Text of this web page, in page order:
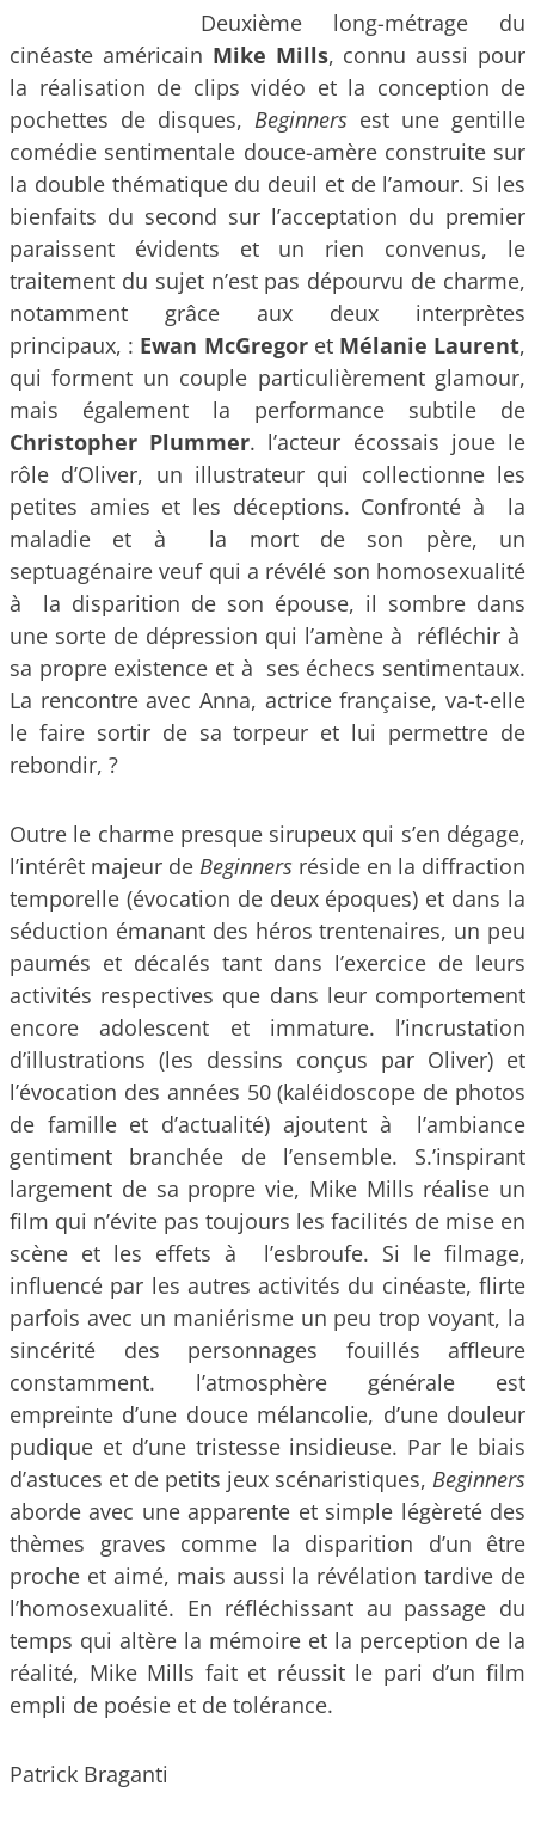
Deuxième long-métrage du
cinéaste américain Mike Mills, connu aussi pour
la réalisation de clips vidéo et la conception de
pochettes de disques, Beginners est une gentille
comédie sentimentale douce-amère construite sur
la double thématique du deuil et de l’amour. Si les
bienfaits du second sur l’acceptation du premier
paraissent évidents et un rien convenus, le
traitement du sujet n’est pas dépourvu de charme,
notamment grâce aux deux interprètes
principaux, : Ewan McGregoret Mélanie Laurent,
qui forment un couple particulièrement glamour,
mais également la performance subtile de
Christopher Plummer. l’acteur écossais joue le
rôle d’Oliver, un illustrateur qui collectionne les
petites amies et les déceptions. Confronté à la
maladie et à la mort de son père, un
septuagénaire veuf qui a révélé son homosexualité
à la disparition de son épouse, il sombre dans
une sorte de dépression qui l’amène à réfléchir à
sa propre existence et à ses échecs sentimentaux.
La rencontre avec Anna, actrice française, va-t-elle
le faire sortir de sa torpeur et lui permettre de
rebondir, ?
Outre le charme presque sirupeux qui s’en dégage,
l’intérêt majeur de Beginners réside en la diffraction
temporelle (évocation de deux époques) et dans la
séduction émanant des héros trentenaires, un peu
paumés et décalés tant dans l’exercice de leurs
activités respectives que dans leur comportement
encore adolescent et immature. l’incrustation
d’illustrations (les dessins conçus par Oliver) et
l’évocation des années 50 (kaléidoscope de photos
de famille et d’actualité) ajoutent à l’ambiance
gentiment branchée de l’ensemble. S.’inspirant
largement de sa propre vie, Mike Mills réalise un
film qui n’évite pas toujours les facilités de mise en
scène et les effets à l’esbroufe. Si le filmage,
influencé par les autres activités du cinéaste, flirte
parfois avec un maniérisme un peu trop voyant, la
sincérité des personnages fouillés affleure
constamment. l’atmosphère générale est
empreinte d’une douce mélancolie, d’une douleur
pudique et d’une tristesse insidieuse. Par le biais
d’astuces et de petits jeux scénaristiques, Beginners
aborde avec une apparente et simple légèreté des
thèmes graves comme la disparition d’un être
proche et aimé, mais aussi la révélation tardive de
l’homosexualité. En réfléchissant au passage du
temps qui altère la mémoire et la perception de la
réalité, Mike Mills fait et réussit le pari d’un film
empli de poésie et de tolérance.
Patrick Braganti